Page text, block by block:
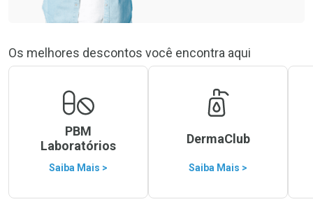
Os melhores descontos você encontra aqui
PBM
Laboratórios
Saiba Mais >
DermaClub
Saiba Mais >